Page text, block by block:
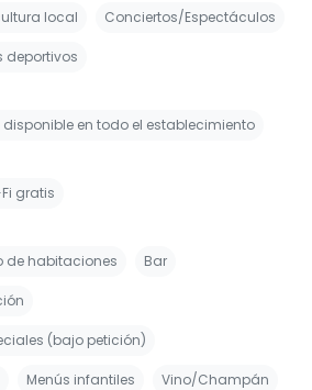
local Conciertos/Espectáculos
deportivos
disponible en todo el establecimiento
gratis
de habitaciones Bar
(bajo petición)
Menús infantiles Vino/Champán